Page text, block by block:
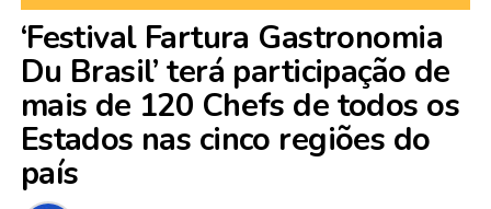
‘Festival Fartura Gastronomia
Du Brasil’ terá participação de
mais de 120 Chefs de todos os
Estados nas cinco regiões do
país